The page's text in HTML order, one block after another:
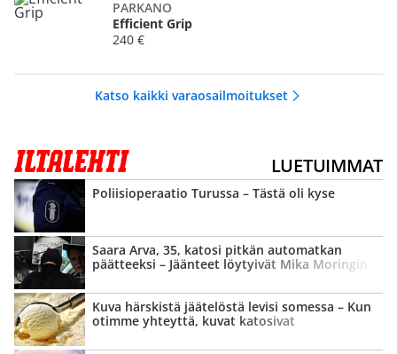
PARKANO
Efficient Grip
240 €
Katso kaikki varaosailmoitukset
LUETUIMMAT
Poliisi­operaatio Turussa – Tästä oli kyse
Saara Arva, 35, katosi pitkän automatkan
päätteeksi – Jäänteet löytyivät Mika Moringin
Kuva härskistä jäätelöstä levisi somessa – Kun
otimme yhteyttä, kuvat katosivat